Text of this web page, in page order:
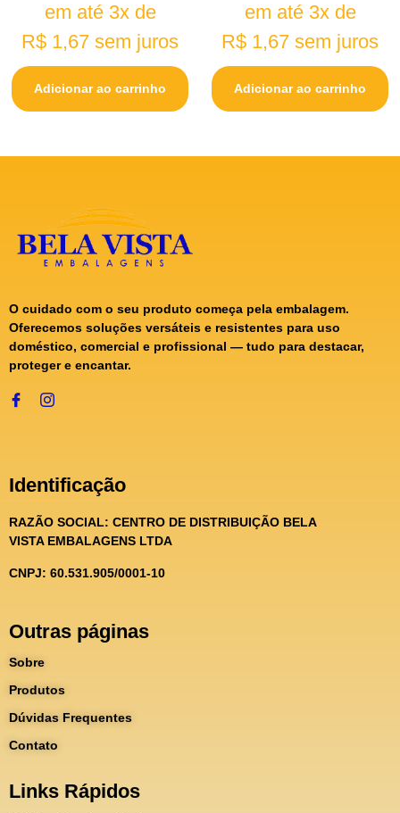
em até 3x de
R$ 1,67 sem juros
Adicionar ao carrinho
em até 3x de
R$ 1,67 sem juros
Adicionar ao carrinho
O cuidado com o seu produto começa pela embalagem.
Oferecemos soluções versáteis e resistentes para uso
doméstico, comercial e profissional — tudo para destacar,
proteger e encantar.
Identificação
RAZÃO SOCIAL: CENTRO DE DISTRIBUIÇÃO BELA
VISTA EMBALAGENS LTDA
CNPJ: 60.531.905/0001-10
Outras páginas
Sobre
Produtos
Dúvidas Frequentes
Contato
Links Rápidos